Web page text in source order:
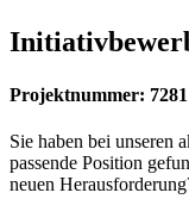
Projektnummer: 7281
Sie haben bei unseren
passende Position
neuen